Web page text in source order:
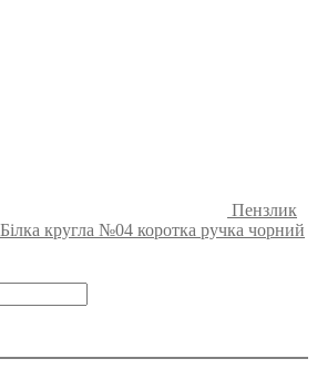
Пензлик
кругла №04 коротка ручка чорний